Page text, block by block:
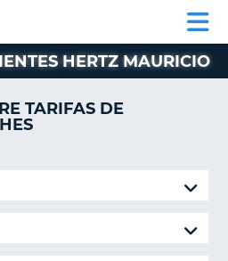
HERTZ MAURICIO
TARIFAS DE